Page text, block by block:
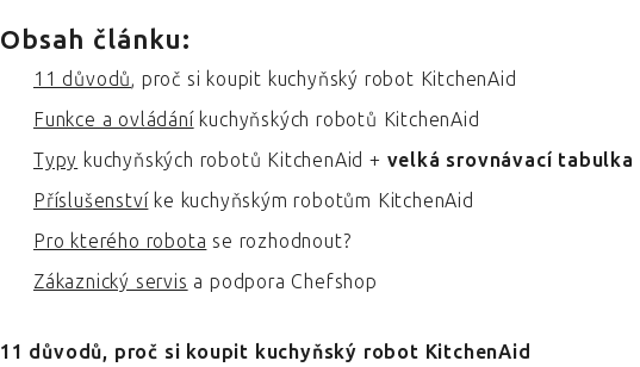
Obsah článku:
11 důvodů, proč si koupit kuchyňský robot KitchenAid
Funkce a ovládáníkuchyňských robotů KitchenAid
Typy kuchyňských robotů KitchenAid + velká srovnávací tabulka
Příslušenstvíke kuchyňským robotům KitchenAid
Pro kterého robota se rozhodnout?
Zákaznický servis a podpora Chefshop
11 důvodů, proč si koupit kuchyňský robot KitchenAid